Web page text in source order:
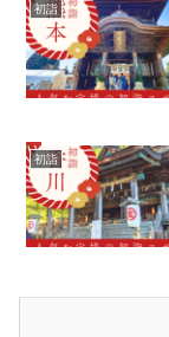
初詣
初詣